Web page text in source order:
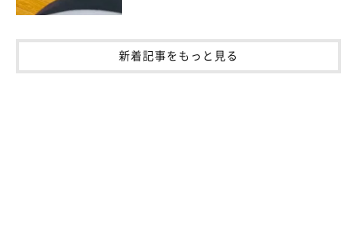
新着記事をもっと見る